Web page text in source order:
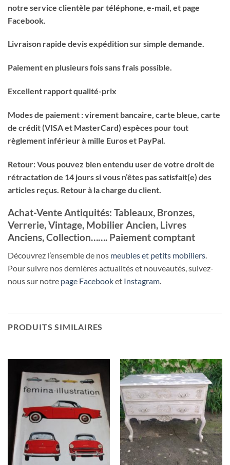
notre service clientèle par téléphone, e-mail, et page
Facebook.
Livraison rapide devis expédition sur simple demande.
Paiement en plusieurs fois sans frais possible.
Excellent rapport qualité-prix
Modes de paiement : virement bancaire, carte bleue, carte
de crédit (VISA et MasterCard) espèces pour tout
règlement inférieur à mille Euros et PayPal.
Retour: Vous pouvez bien entendu user de votre droit de
rétractation de 14 jours si vous n’êtes pas satisfait(e) des
articles reçus. Retour à la charge du client.
Achat-Vente Antiquités: Tableaux, Bronzes,
Verrerie, Vintage, Mobilier Ancien, Livres
Anciens, Collection……. Paiement comptant
Découvrez l’ensemble de nos meubles et petits mobiliers.
Pour suivre nos dernières actualités et nouveautés, suivez-
nous sur notre page Facebooket Instagram.
PRODUITS SIMILAIRES
RUPTURE DE STOCK RUPTURE DE STOCK